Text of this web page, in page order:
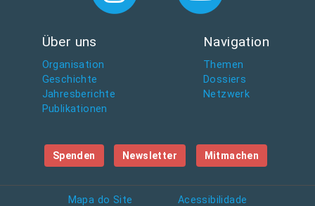
Über uns
Organisation
Geschichte
Jahresberichte
Publikationen
Navigation
Themen
Dossiers
Netzwerk
Spenden Newsletter Mitmachen
Mapa do Site Acessibilidade